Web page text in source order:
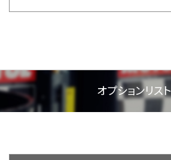
オプションリスト